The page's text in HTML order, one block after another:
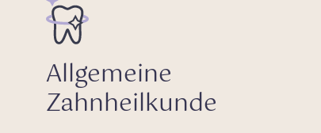
Allgemeine
Zahnheilkunde